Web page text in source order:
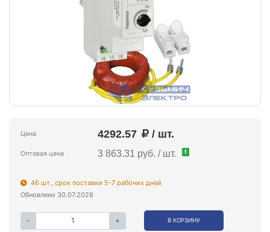
Цена 4292.57 / шт.
Оптовая цена 3 863.31 руб. / шт. !
46 шт., срок поставки 5-7 рабочих дней
Обновлено 30.07.2026
- + В КОРЗИНУ